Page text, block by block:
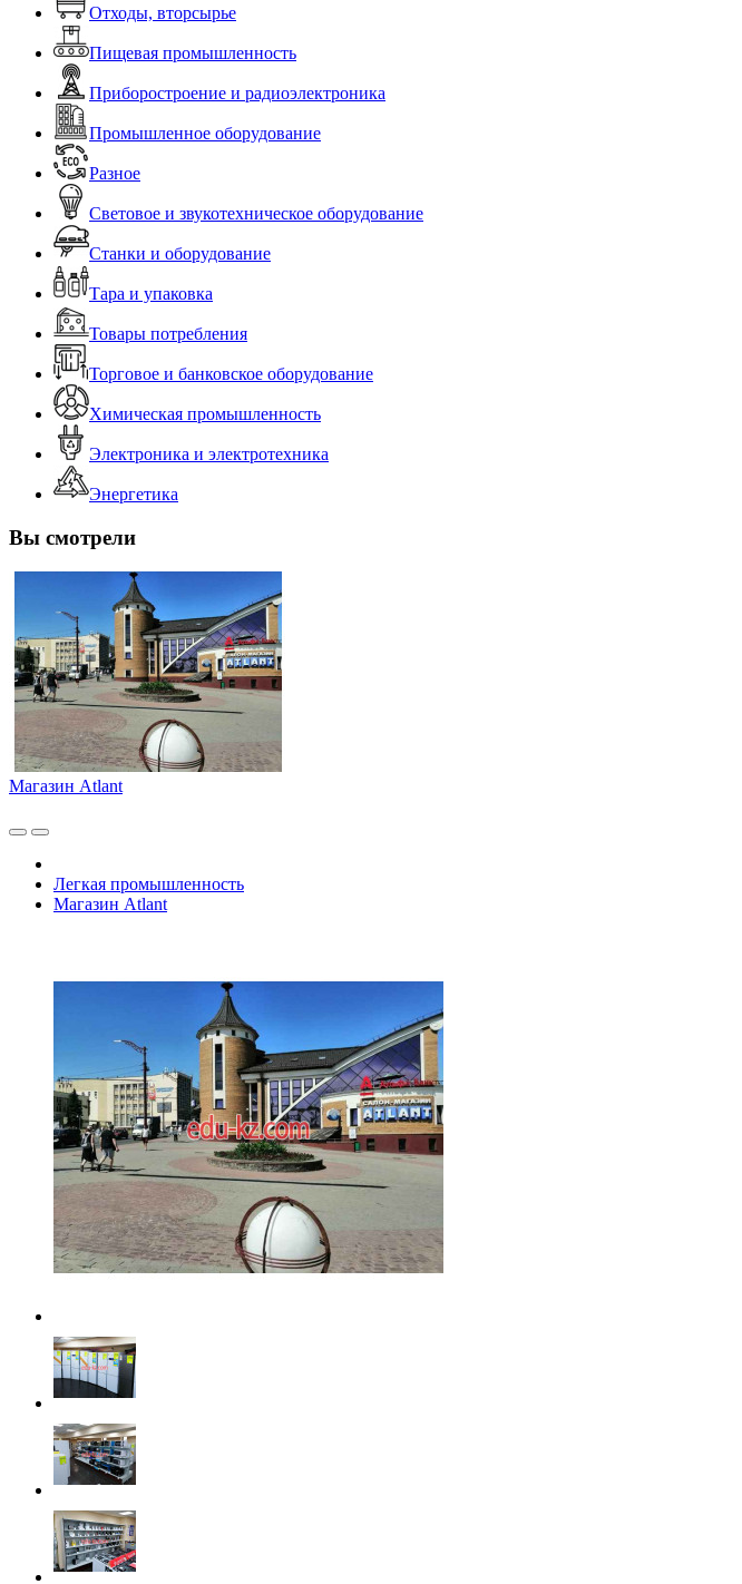
Отходы, вторсырье
Пищевая промышленность
Приборостроение и радиоэлектроника
Промышленное оборудование
Разное
Световое и звукотехническое оборудование
Станки и оборудование
Тара и упаковка
Товары потребления
Торговое и банковское оборудование
Химическая промышленность
Электроника и электротехника
Энергетика
Вы смотрели
Магазин Atlant
Легкая промышленность
Магазин Atlant